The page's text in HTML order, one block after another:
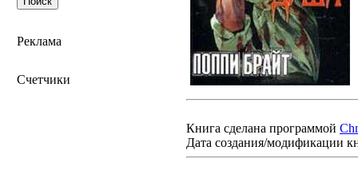
Реклама
Счетчики
Книга сделана программой
Дата создания/модификации